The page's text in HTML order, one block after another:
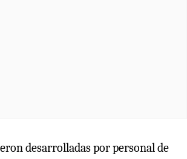
desarrolladas por personal de